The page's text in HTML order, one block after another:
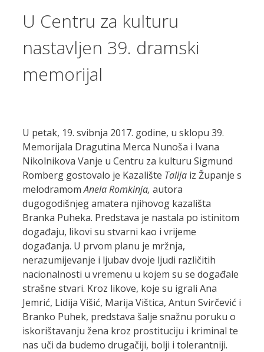
U Centru za kulturu
nastavljen 39. dramski
memorijal
U petak, 19. svibnja 2017. godine, u sklopu 39.
Memorijala Dragutina Merca Nunoša i Ivana
Nikolnikova Vanje u Centru za kulturu Sigmund
Romberg gostovalo je Kazalište Talija iz Županje s
melodramomAnelaRomkinja, autora
dugogodišnjeg amatera njihovog kazališta
Branka Puheka. Predstava je nastala po istinitom
događaju, likovi su stvarni kao i vrijeme
događanja. U prvom planu je mržnja,
nerazumijevanje i ljubav dvoje ljudi različitih
nacionalnosti u vremenu u kojem su se događale
strašne stvari. Kroz likove, koje su igrali Ana
Jemrić, Lidija Višić, Marija Vištica, Antun Svirčević i
Branko Puhek, predstava šalje snažnu poruku o
iskorištavanju žena kroz prostituciju i kriminal te
nas uči da budemo drugačiji, bolji i tolerantniji.